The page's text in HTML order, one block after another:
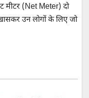
मीटर (Net Meter) दो
उन लोगों के लिए जो